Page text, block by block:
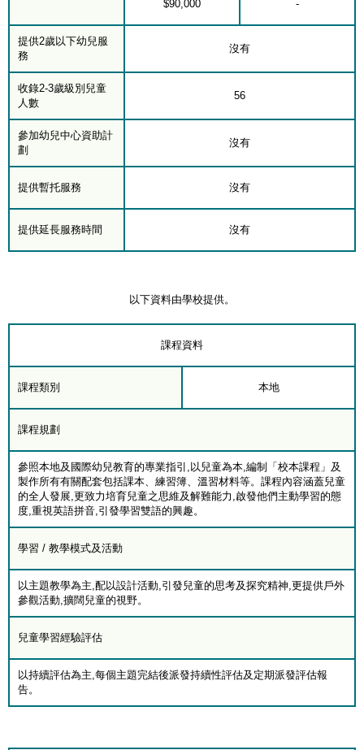
$90,000 -
提供2歲以下幼兒服
務
沒有
收錄2-3歲級別兒童
人數
56
參加幼兒中心資助計
劃
沒有
提供暫托服務 沒有
提供延長服務時間 沒有
以下資料由學校提供。
課程資料
課程類別 本地
課程規劃
參照本地及國際幼兒教育的專業指引,以兒童為本,編制「校本課程」及
製作所有有關配套包括課本、練習簿、溫習材料等。課程內容涵蓋兒童
的全人發展,更致力培育兒童之思維及解難能力,啟發他們主動學習的態
度,重視英語拼音,引發學習雙語的興趣。
學習 / 教學模式及活動
以主題教學為主,配以設計活動,引發兒童的思考及探究精神,更提供戶外
參觀活動,擴闊兒童的視野。
兒童學習經驗評估
以持續評估為主,每個主題完結後派發持續性評估及定期派發評估報
告。